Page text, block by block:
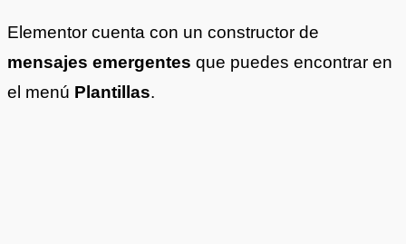
Elementor cuenta con un constructor de
mensajes emergentes que puedes encontrar en
el menú Plantillas.